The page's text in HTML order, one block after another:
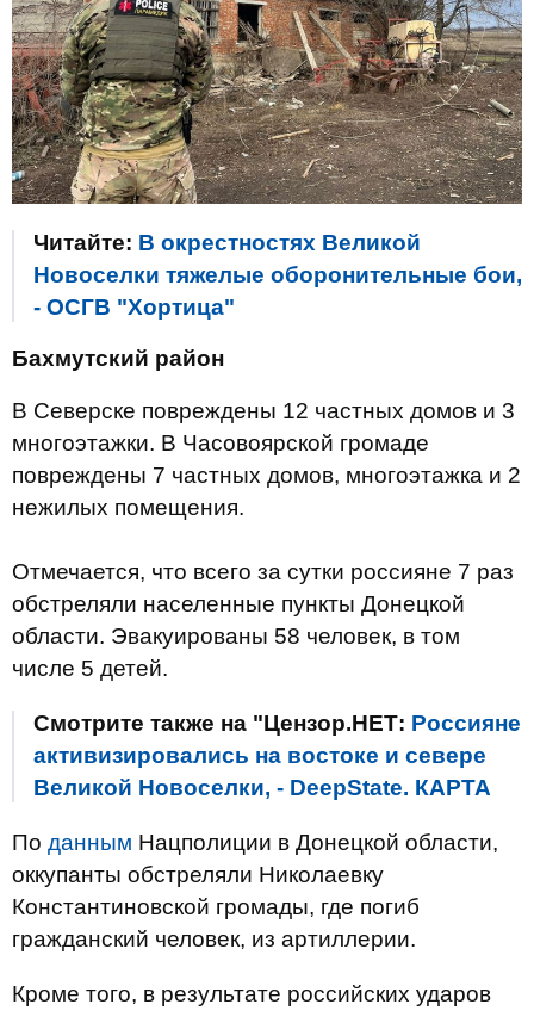
Читайте: В окрестностях Великой
Новоселки тяжелые оборонительные бои,
- ОСГВ "Хортица"
Бахмутский район
В Северске повреждены 12 частных домов и 3
многоэтажки. В Часовоярской громаде
повреждены 7 частных домов, многоэтажка и 2
нежилых помещения.
Отмечается, что всего за сутки россияне 7 раз
обстреляли населенные пункты Донецкой
области. Эвакуированы 58 человек, в том
числе 5 детей.
Смотрите также на "Цензор.НЕТ: Россияне
активизировались на востоке и севере
Великой Новоселки, - DeepState. КАРТА
По данным Нацполиции в Донецкой области,
оккупанты обстреляли Николаевку
Константиновской громады, где погиб
гражданский человек, из артиллерии.
Кроме того, в результате российских ударов